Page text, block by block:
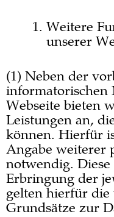
Weitere
unserer
(1) Neben der
informatorischen
Webseite bieten
Leistungen an,
können. Hierfür
Angabe weiterer
notwendig.
Erbringung der
gelten hierfür die
Grundsätze zur